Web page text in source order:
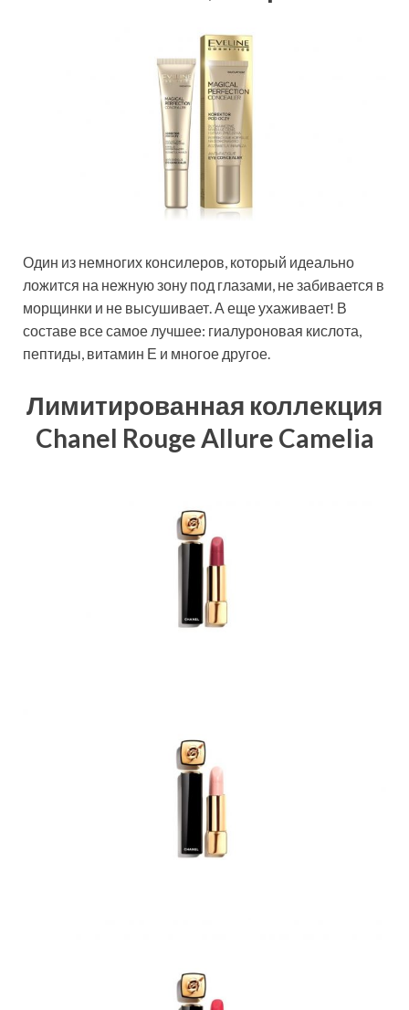
Один из немногих консилеров, который идеально
ложится на нежную зону под глазами, не забивается в
морщинки и не высушивает. А еще ухаживает! В
составе все самое лучшее: гиалуроновая кислота,
пептиды, витамин Е и многое другое.
Лимитированная коллекция
Chanel Rouge Allure Camelia